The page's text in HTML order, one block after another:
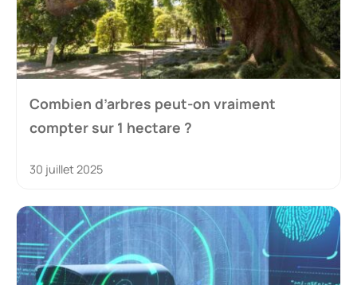
Combien d’arbres peut-on vraiment
compter sur 1 hectare ?
30 juillet 2025